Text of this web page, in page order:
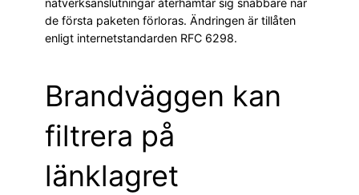
nätverksanslutningar återhämtar sig snabbare när
de första paketen förloras. Ändringen är tillåten
enligt internetstandarden RFC 6298.
Brandväggen kan
filtrera på
länklagret